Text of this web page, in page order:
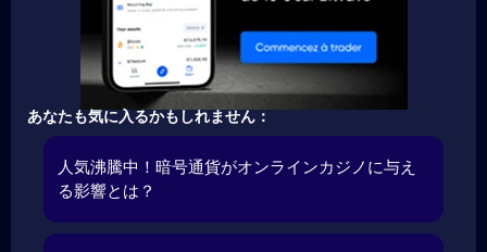
あなたも気に入るかもしれません：
人気沸騰中！暗号通貨がオンラインカジノに与え
る影響とは？